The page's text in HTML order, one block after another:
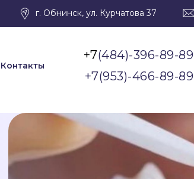
г. Обнинск, ул. Курчатова 37
Контакты
+7(484)-396-89-89
+7(953)-466-89-89
Контакты
(484)-396-89-89